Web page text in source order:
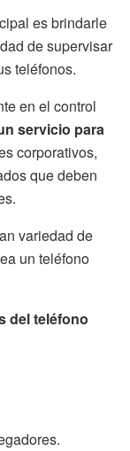
es brindarle
de supervisar
teléfonos.
en el control
servicio para
corporativos,
que deben
variedad de
un teléfono
del teléfono